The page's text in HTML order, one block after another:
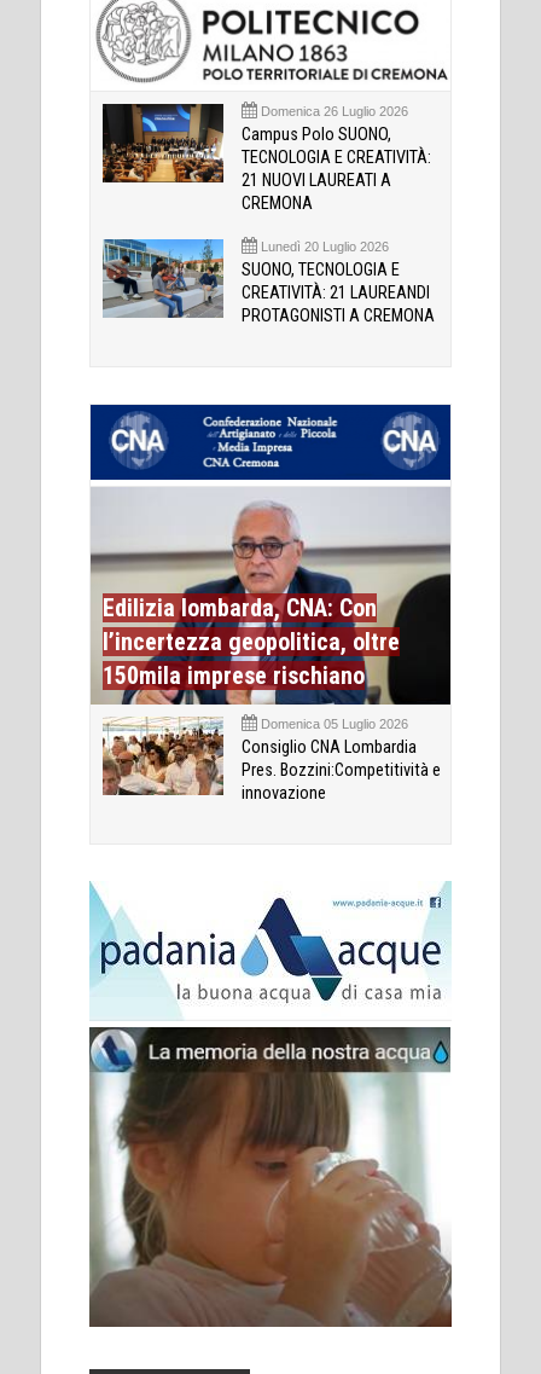
Domenica 26 Luglio 2026
Campus Polo SUONO,
TECNOLOGIA E CREATIVITÀ:
21 NUOVI LAUREATI A
CREMONA
Lunedì 20 Luglio 2026
SUONO, TECNOLOGIA E
CREATIVITÀ: 21 LAUREANDI
PROTAGONISTI A CREMONA
Edilizia lombarda, CNA: Con
l’incertezza geopolitica, oltre
150mila imprese rischiano
Domenica 05 Luglio 2026
Consiglio CNA Lombardia
Pres. Bozzini:Competitività e
innovazione